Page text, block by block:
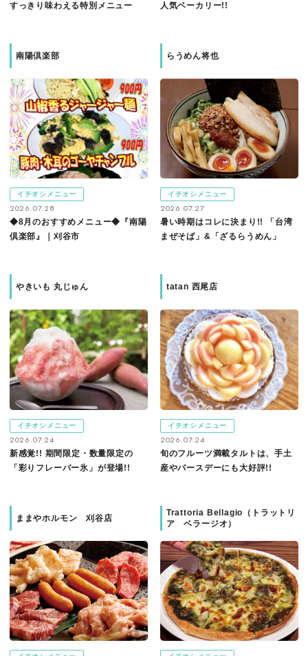
すっきり味わえる特別メニュー
人気ベーカリー!!
南陽倶楽部
イチオシメニュー
2026.07.28
◆8月のおすすめメニュー◆『南陽
倶楽部』｜刈谷市
らうめん将也
イチオシメニュー
2026.07.27
暑い時期はコレに決まり!! 「台湾
まぜそば」&「ざるらうめん」
やきいも 丸じゅん
イチオシメニュー
2026.07.24
新感覚!! 期間限定・数量限定の
「彩りフレーバー氷」が登場!!
tatan 西尾店
イチオシメニュー
2026.07.24
旬のフルーツ満載タルトは、手土
産やバースデーにも大好評!!
ままやホルモン 刈谷店
Trattoria Bellagio（トラットリ
ア ベラージオ）